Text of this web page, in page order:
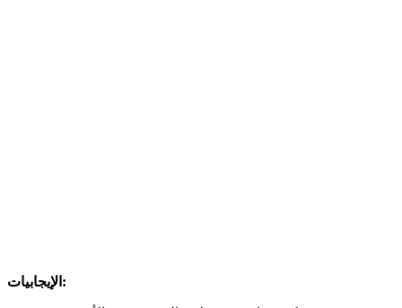
الإيجابيات: